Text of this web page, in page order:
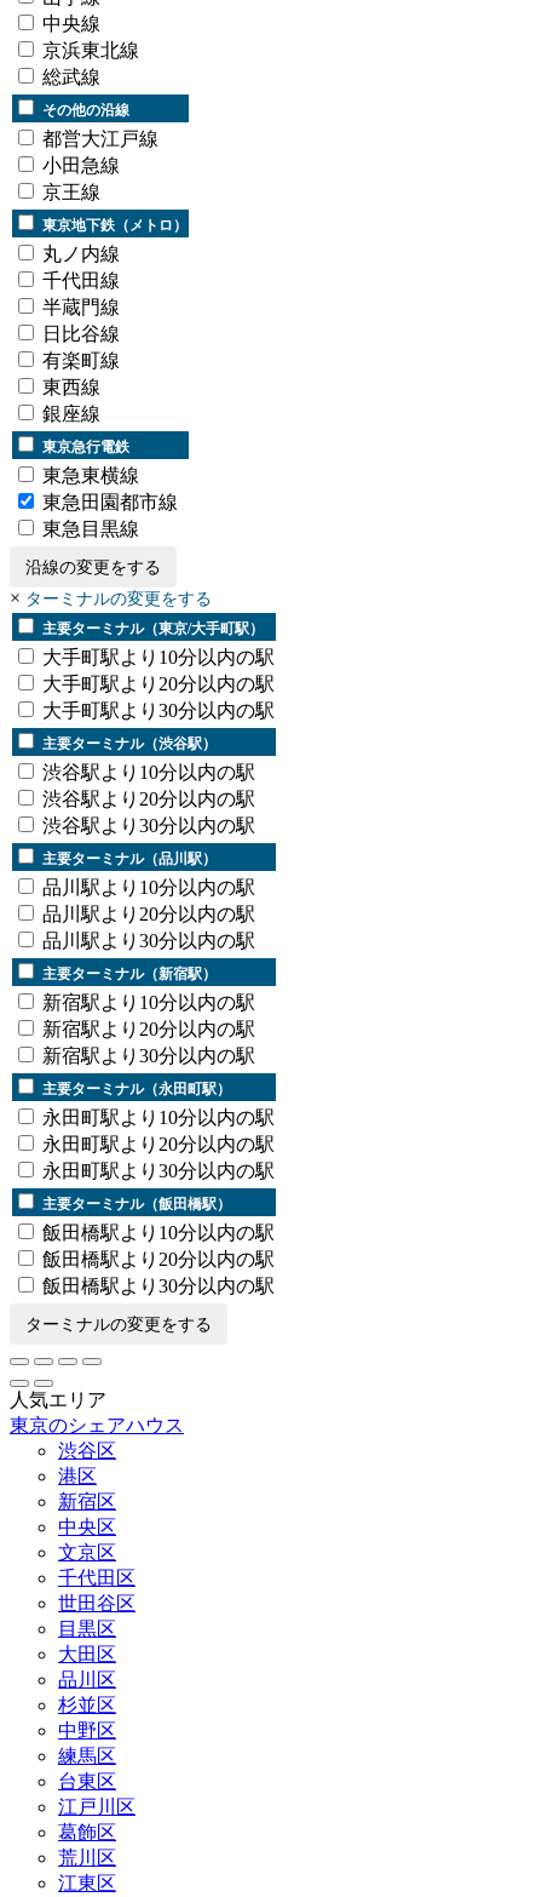
中央線
京浜東北線
総武線
その他の沿線
都営大江戸線
小田急線
京王線
東京地下鉄（メトロ）
丸ノ内線
千代田線
半蔵門線
日比谷線
有楽町線
東西線
銀座線
東京急行電鉄
東急東横線
東急田園都市線
東急目黒線
沿線の変更をする
× ターミナルの変更をする
主要ターミナル（東京/大手町駅）
大手町駅より10分以内の駅
大手町駅より20分以内の駅
大手町駅より30分以内の駅
主要ターミナル（渋谷駅）
渋谷駅より10分以内の駅
渋谷駅より20分以内の駅
渋谷駅より30分以内の駅
主要ターミナル（品川駅）
品川駅より10分以内の駅
品川駅より20分以内の駅
品川駅より30分以内の駅
主要ターミナル（新宿駅）
新宿駅より10分以内の駅
新宿駅より20分以内の駅
新宿駅より30分以内の駅
主要ターミナル（永田町駅）
永田町駅より10分以内の駅
永田町駅より20分以内の駅
永田町駅より30分以内の駅
主要ターミナル（飯田橋駅）
飯田橋駅より10分以内の駅
飯田橋駅より20分以内の駅
飯田橋駅より30分以内の駅
ターミナルの変更をする
人気エリア
東京のシェアハウス
渋谷区
港区
新宿区
中央区
文京区
千代田区
世田谷区
目黒区
大田区
品川区
杉並区
中野区
練馬区
台東区
江戸川区
葛飾区
荒川区
江東区